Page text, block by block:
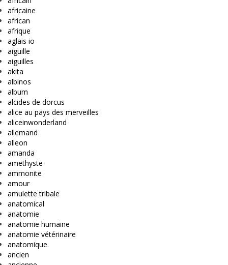
africaine
african
afrique
aglais io
aiguille
aiguilles
akita
albinos
album
alcides de dorcus
alice au pays des merveilles
aliceinwonderland
allemand
alleon
amanda
amethyste
ammonite
amour
amulette tribale
anatomical
anatomie
anatomie humaine
anatomie vétérinaire
anatomique
ancien